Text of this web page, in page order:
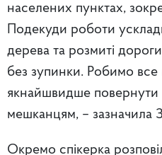
населених пунктах,
Подекуди роботи
дерева та розмиті
без зупинки. Робимо
якнайшвидше повернути
мешканцям, – зазначила
Окремо спікерка